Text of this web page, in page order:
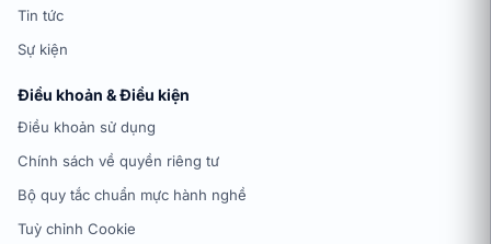
Tin tức
Sự kiện
Điều khoản & Điều kiện
Điều khoản sử dụng
Chính sách về quyền riêng tư
Bộ quy tắc chuẩn mực hành nghề
Tuỳ chỉnh Cookie